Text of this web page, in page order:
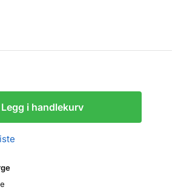
Legg i handlekurv